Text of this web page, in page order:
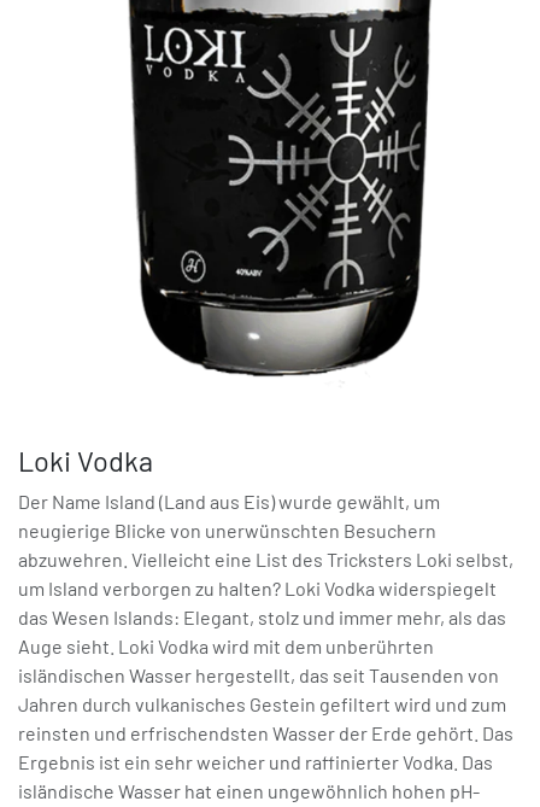
Loki Vodka
Der Name Island (Land aus Eis) wurde gewählt, um
neugierige Blicke von unerwünschten Besuchern
abzuwehren. Vielleicht eine List des Tricksters Loki selbst,
um Island verborgen zu halten? Loki Vodka widerspiegelt
das Wesen Islands: Elegant, stolz und immer mehr, als das
Auge sieht. Loki Vodka wird mit dem unberührten
isländischen Wasser hergestellt, das seit Tausenden von
Jahren durch vulkanisches Gestein gefiltert wird und zum
reinsten und erfrischendsten Wasser der Erde gehört. Das
Ergebnis ist ein sehr weicher und raffinierter Vodka. Das
isländische Wasser hat einen ungewöhnlich hohen pH-